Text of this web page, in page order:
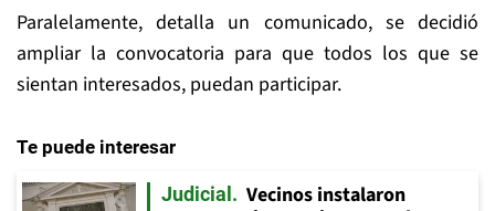
Paralelamente, detalla un comunicado, se decidió
ampliar la convocatoria para que todos los que se
sientan interesados, puedan participar.
Te puede interesar
Judicial
Vecinos instalaron